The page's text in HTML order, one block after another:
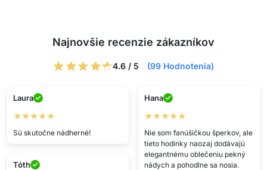
Najnovšie recenzie zákazníkov
4.6 / 5 (99 Hodnotenia)
Laura
★★★★★
Sú skutočne nádherné!
Hana
★★★★★
Nie som fanúšičkou šperkov, ale
tieto hodinky naozaj dodávajú
elegantnému oblečeniu pekný
nádych a pohodlne sa nosia.
Tóth